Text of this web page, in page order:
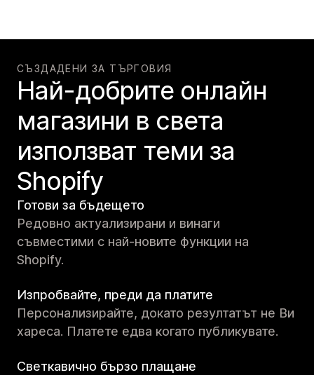
СЪЗДАДЕНИ ЗА ТЪРГОВИЯ
Най-добрите онлайн
магазини в света
използват теми за
Shopify
Готови за бъдещето
Редовно актуализирани и винаги
съвместими с най-новите функции на
Shopify.
Изпробвайте, преди да платите
Персонализирайте, докато резултатът не Ви
хареса. Платете едва когато публикувате.
Светкавично бързо плащане